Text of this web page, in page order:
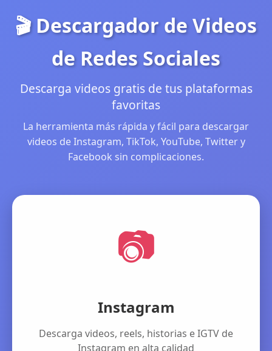
🎬 Descargador de Videos
de Redes Sociales
Descarga videos gratis de tus plataformas
favoritas
La herramienta más rápida y fácil para descargar
videos de Instagram, TikTok, YouTube, Twitter y
Facebook sin complicaciones.
📷
Instagram
Descarga videos, reels, historias e IGTV de
Instagram en alta calidad